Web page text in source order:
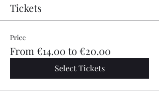
Tickets
Price
From €14.00 to €20.00
Select Tickets